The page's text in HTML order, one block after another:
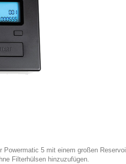
Powermatic 5 mit einem großen
Filterhülsen hinzuzufügen.